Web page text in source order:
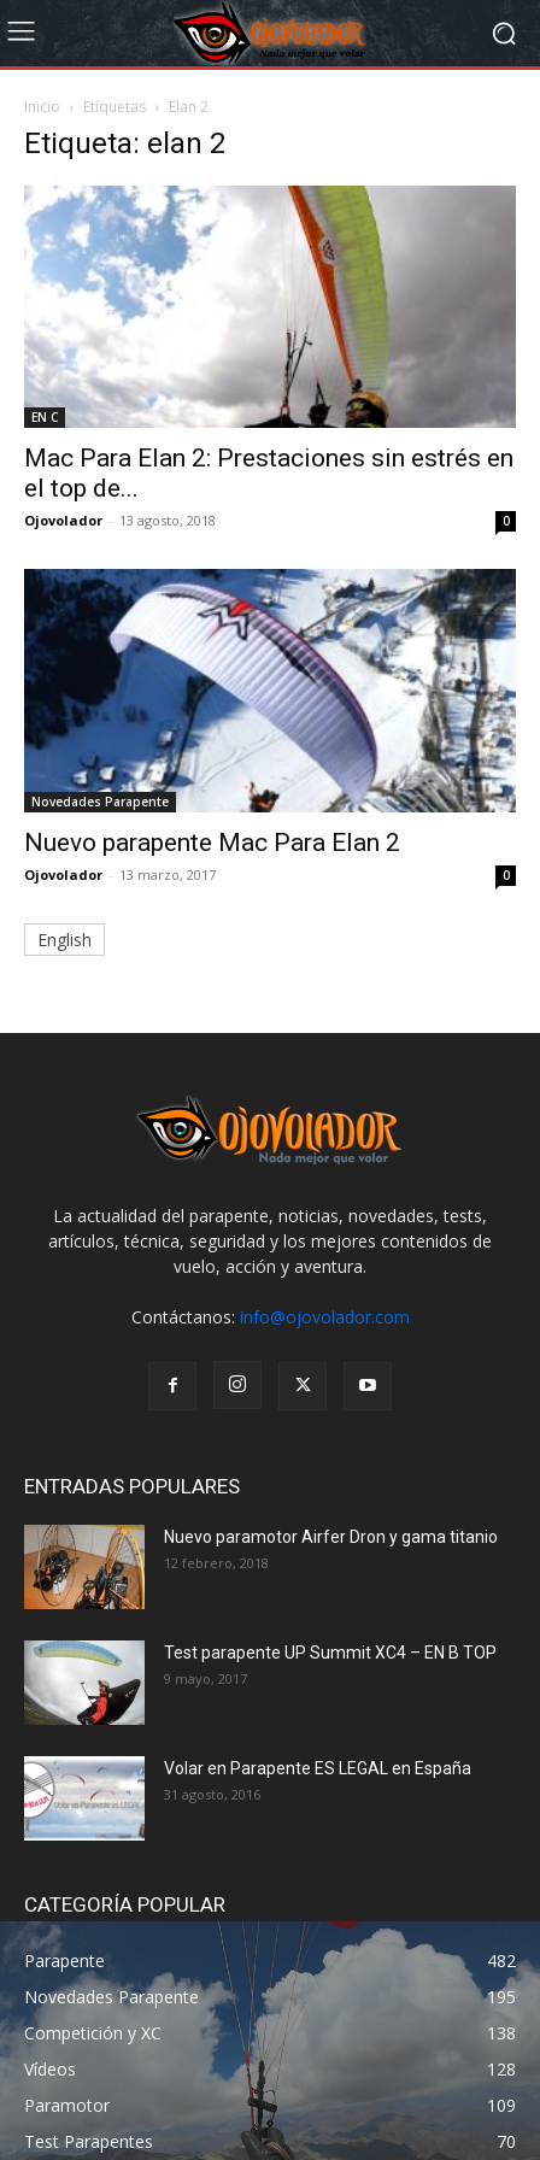
Inicio Etiquetas Elan 2
Etiqueta: elan 2
EN C
Mac Para Elan 2: Prestaciones sin estrés en
el top de...
Ojovolador - 13 agosto, 2018 0
Novedades Parapente
Nuevo parapente Mac Para Elan 2
Ojovolador - 13 marzo, 2017 0
English
La actualidad del parapente, noticias, novedades, tests,
artículos, técnica, seguridad y los mejores contenidos de
vuelo, acción y aventura.
Contáctanos: info@ojovolador.com
ENTRADAS POPULARES
Nuevo paramotor Airfer Dron y gama titanio
12 febrero, 2018
Test parapente UP Summit XC4 – EN B TOP
9 mayo, 2017
Volar en Parapente ES LEGAL en España
31 agosto, 2016
CATEGORÍA POPULAR
Parapente
482
Novedades Parapente
195
Competición y XC
138
Vídeos
128
Paramotor
109
Test Parapentes
70